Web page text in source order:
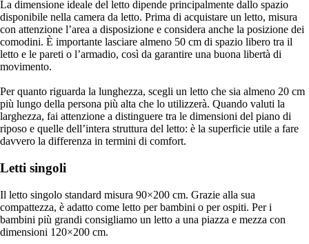
La dimensione ideale del letto dipende principalmente dallo spazio
disponibile nella camera da letto. Prima di acquistare un letto, misura
con attenzione l’area a disposizione e considera anche la posizione dei
comodini. È importante lasciare almeno 50 cm di spazio libero tra il
letto e le pareti o l’armadio, così da garantire una buona libertà di
movimento.
Per quanto riguarda la lunghezza, scegli un letto che sia almeno 20 cm
più lungo della persona più alta che lo utilizzerà. Quando valuti la
larghezza, fai attenzione a distinguere tra le dimensioni del piano di
riposo e quelle dell’intera struttura del letto: è la superficie utile a fare
davvero la differenza in termini di comfort.
Letti singoli
Il letto singolo standard misura 90×200 cm. Grazie alla sua
compattezza, è adatto come letto per bambini o per ospiti. Per i
bambini più grandi consigliamo un letto a una piazza e mezza con
dimensioni 120×200 cm.